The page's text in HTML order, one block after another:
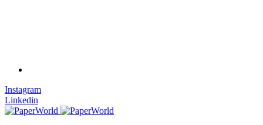
Instagram
Linkedin